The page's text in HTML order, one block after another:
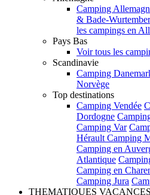
Camping
& Bade-
les campings en
Pays Bas
Voir tous les
Scandinavie
Camping
Norvège
Top destinations
Camping Vendée
Dordogne
Camping Var
Hérault Camping
Camping en
Atlantique
Camping en
Camping Jura
THEMATIQUES VACANCES